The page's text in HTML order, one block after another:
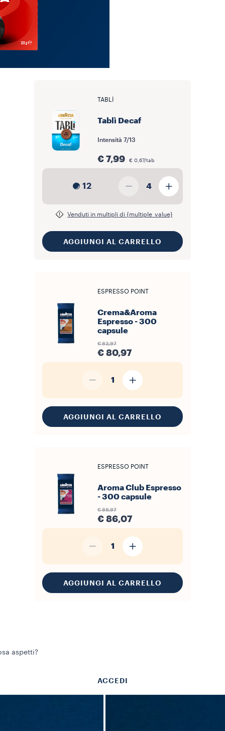
aspetti?
ACCEDI
TABLÌ
Tablì Decaf
Intensità 7/13
€ 7,99 € 0,67/tab
12 4
Venduti in multipli di {multiple_value}
AGGIUNGI AL CARRELLO
ESPRESSO POINT
Crema&Aroma
Espresso - 300
capsule
€ 83,97
€ 80,97
1
AGGIUNGI AL CARRELLO
ESPRESSO POINT
Aroma Club Espresso
- 300 capsule
€ 89,97
€ 86,07
1
AGGIUNGI AL CARRELLO